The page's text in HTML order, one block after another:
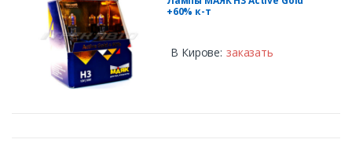
+60% к-т
В Кирове: заказать